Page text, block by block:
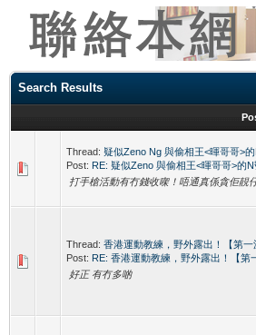
Search Results
Thread: 疑似Zeno Ng 與偷相王<暉哥哥>
Post: RE: 疑似Zeno 與偷相王<暉哥哥>的
打手槍活動有冇錢收㗎！唔通真係貪佢靚
Thread: 香港運動教練，野外露出！【第一
Post: RE: 香港運動教練，野外露出！【第
好正 有冇多啲